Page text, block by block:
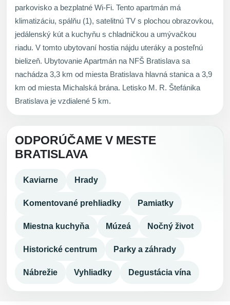
parkovisko a bezplatné Wi-Fi. Tento apartmán má
klimatizáciu, spálňu (1), satelitnú TV s plochou obrazovkou,
jedálenský kút a kuchyňu s chladničkou a umývačkou
riadu. V tomto ubytovaní hostia nájdu uteráky a posteľnú
bielizeň. Ubytovanie Apartmán na NFŠ Bratislava sa
nachádza 3,3 km od miesta Bratislava hlavná stanica a 3,9
km od miesta Michalská brána. Letisko M. R. Štefánika
Bratislava je vzdialené 5 km.
ODPORÚČAME V MESTE
BRATISLAVA
Kaviarne Hrady
Komentované prehliadky Pamiatky
Miestna kuchyňa Múzeá Nočný život
Historické centrum Parky a záhrady
Nábrežie Vyhliadky Degustácia vína